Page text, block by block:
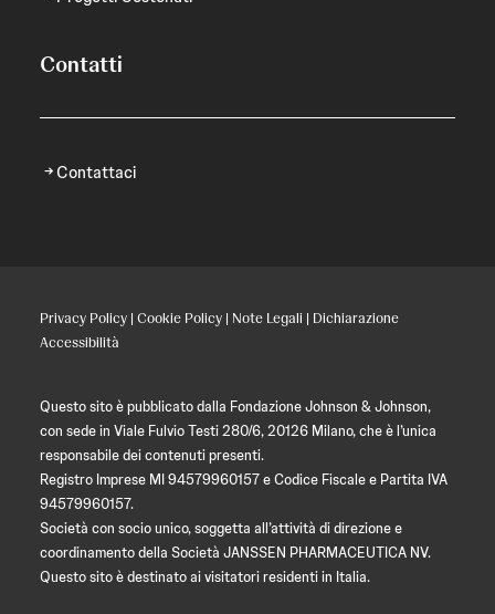
Contatti
Contattaci
Privacy Policy | Cookie Policy | Note Legali | Dichiarazione
Accessibilità
Questo sito è pubblicato dalla Fondazione Johnson & Johnson,
con sede in Viale Fulvio Testi 280/6, 20126 Milano, che è l’unica
responsabile dei contenuti presenti.
Registro Imprese MI 94579960157 e Codice Fiscale e Partita IVA
94579960157.
Società con socio unico, soggetta all’attività di direzione e
coordinamento della Società JANSSEN PHARMACEUTICA NV.
Questo sito è destinato ai visitatori residenti in Italia.